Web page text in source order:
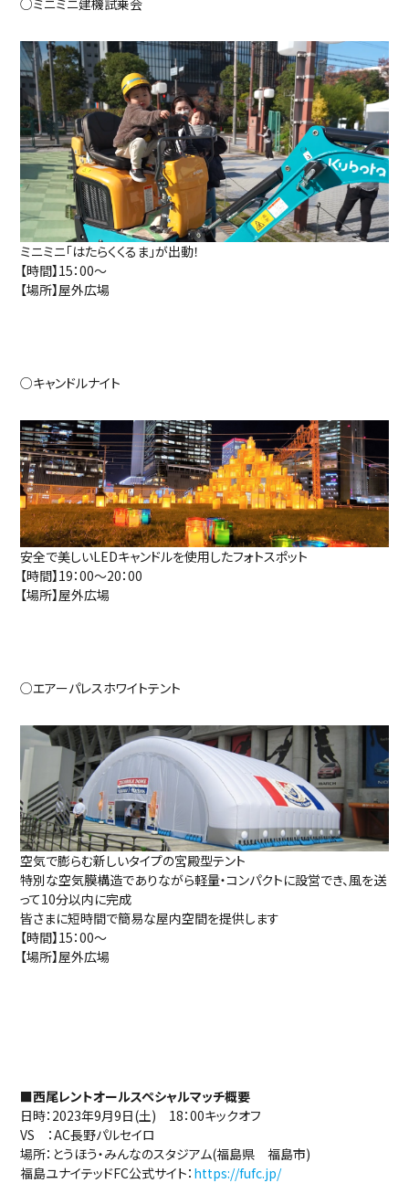
ミニミニ「はたらくくるま」が出動！
【時間】15：00～
【場所】屋外広場
○キャンドルナイト
安全で美しいLEDキャンドルを使用したフォトスポット
【時間】19：00～20：00
【場所】屋外広場
○エアーパレスホワイトテント
空気で膨らむ新しいタイプの宮殿型テント
特別な空気膜構造でありながら軽量・コンパクトに設営でき、風を送
って10分以内に完成
皆さまに短時間で簡易な屋内空間を提供します
【時間】15：00～
【場所】屋外広場
■西尾レントオールスペシャルマッチ概要
日時：2023年9月9日(土) 18：00キックオフ
VS ：AC長野パルセイロ
場所：とうほう・みんなのスタジアム(福島県 福島市)
福島ユナイテッドFC公式サイト： https://fufc.jp/